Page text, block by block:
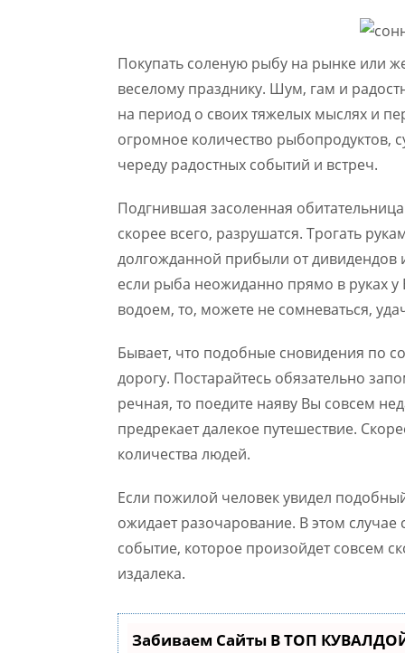
Покупать соленую рыбу на рынке или
веселому празднику. Шум, гам и
на период о своих тяжелых мыслях и
огромное количество рыбопродуктов,
череду радостных событий и встреч.
Подгнившая засоленная
скорее всего, разрушатся. Трогать
долгожданной прибыли от
если рыба неожиданно прямо в руках
водоем, то, можете не сомневаться,
Бывает, что подобные сновидения по
дорогу. Постарайтесь обязательно
речная, то поедите наяву Вы совсем
предрекает далекое путешествие.
количества людей.
Если пожилой человек увидел
ожидает разочарование. В этом случае
событие, которое произойдет совсем
издалека.
Забиваем Сайты В ТОП